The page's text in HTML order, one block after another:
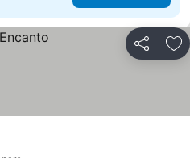
Compartir